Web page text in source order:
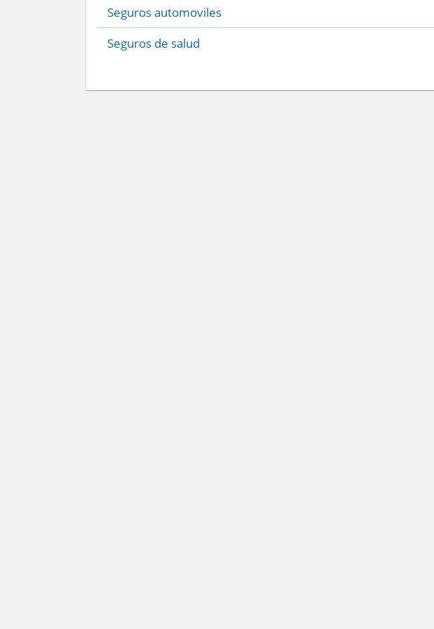
Seguros automoviles
Seguros de salud